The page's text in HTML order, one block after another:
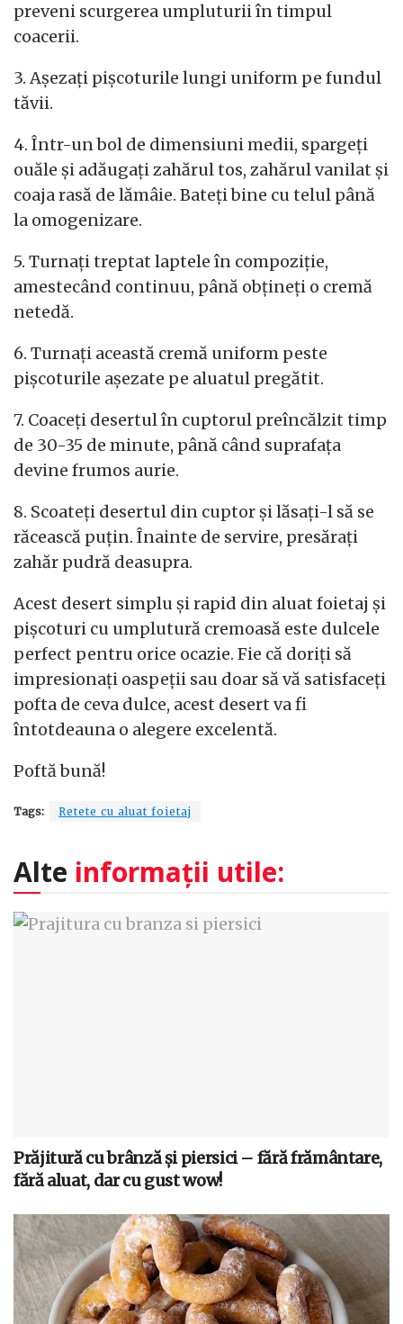
preveni scurgerea umpluturii în timpul
coacerii.
3. Așezați pișcoturile lungi uniform pe fundul
tăvii.
4. Într-un bol de dimensiuni medii, spargeți
ouăle și adăugați zahărul tos, zahărul vanilat și
coaja rasă de lămâie. Bateți bine cu telul până
la omogenizare.
5. Turnați treptat laptele în compoziție,
amestecând continuu, până obțineți o cremă
netedă.
6. Turnați această cremă uniform peste
pișcoturile așezate pe aluatul pregătit.
7. Coaceți desertul în cuptorul preîncălzit timp
de 30-35 de minute, până când suprafața
devine frumos aurie.
8. Scoateți desertul din cuptor și lăsați-l să se
răcească puțin. Înainte de servire, presărați
zahăr pudră deasupra.
Acest desert simplu și rapid din aluat foietaj și
pișcoturi cu umplutură cremoasă este dulcele
perfect pentru orice ocazie. Fie că doriți să
impresionați oaspeții sau doar să vă satisfaceți
pofta de ceva dulce, acest desert va fi
întotdeauna o alegere excelentă.
Poftă bună!
Tags: Retete cu aluat foietaj
Alte informații utile:
Prăjitură cu brânză și piersici – fără frământare,
fără aluat, dar cu gust wow!